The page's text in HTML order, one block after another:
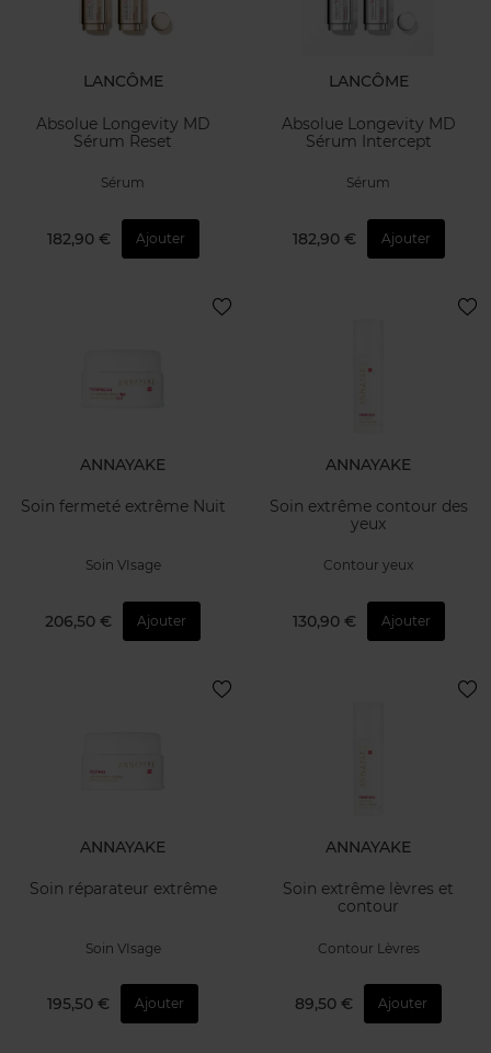
LANCÔME
Absolue Longevity MD
Sérum Reset
Sérum
182,90 € Ajouter
LANCÔME
Absolue Longevity MD
Sérum Intercept
Sérum
182,90 € Ajouter
ANNAYAKE
Soin fermeté extrême Nuit
Soin VIsage
206,50 € Ajouter
ANNAYAKE
Soin extrême contour des
yeux
Contour yeux
130,90 € Ajouter
ANNAYAKE
Soin réparateur extrême
Soin VIsage
195,50 € Ajouter
ANNAYAKE
Soin extrême lèvres et
contour
Contour Lèvres
89,50 € Ajouter